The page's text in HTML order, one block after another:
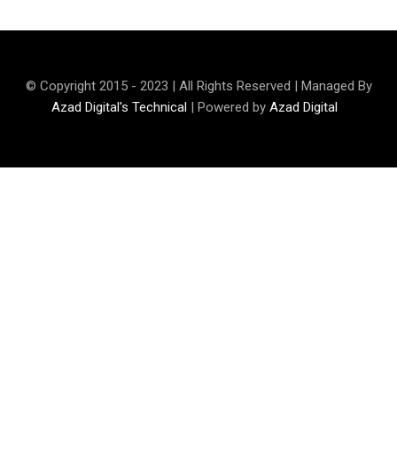
© Copyright 2015 - 2023 | All Rights Reserved | Managed By
Azad Digital's Technical | Powered by Azad Digital